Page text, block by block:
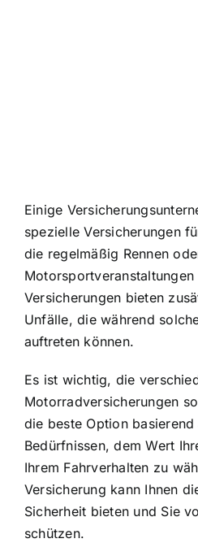
Einige
spezielle Versicherungen
die regelmäßig Rennen
Motorsportveranstaltungen
Versicherungen bieten
Unfälle, die während
auftreten können.
Es ist wichtig, die
Motorradversicherungen
die beste Option
Bedürfnissen, dem Wert
Ihrem Fahrverhalten zu
Versicherung kann Ihnen
Sicherheit bieten und Sie
schützen.